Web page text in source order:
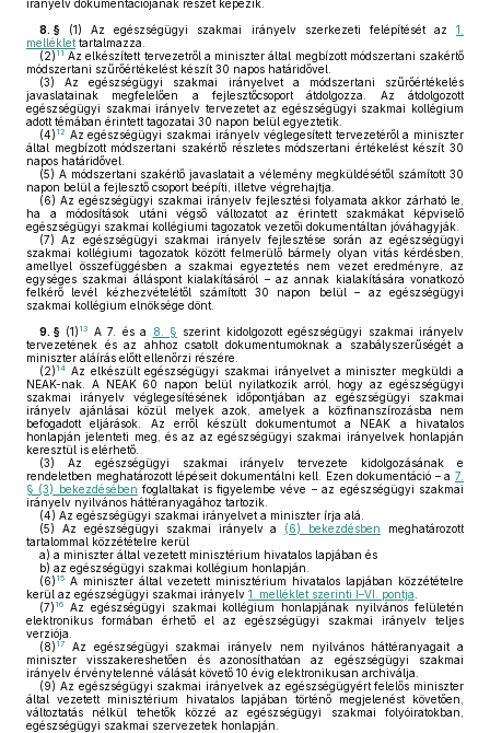
irányelv dokumentációjának részét képezik.
8. § (1) Az egészségügyi szakmai irányelv szerkezeti felépítését az1.
melléklet tartalmazza.
(2) 11 Az elkészített tervezetről a miniszter által megbízott módszertani szakértő
módszertani szűrőértékelést készít 30 napos határidővel.
(3) Az egészségügyi szakmai irányelvet a módszertani szűrőértékelés
javaslatainak megfelelően a fejlesztőcsoport átdolgozza. Az átdolgozott
egészségügyi szakmai irányelv tervezetet az egészségügyi szakmai kollégium
adott témában érintett tagozatai 30 napon belül egyeztetik.
(4) 12 Az egészségügyi szakmai irányelv véglegesített tervezetéről a miniszter
által megbízott módszertani szakértő részletes módszertani értékelést készít 30
napos határidővel.
(5) A módszertani szakértő javaslatait a vélemény megküldésétől számított 30
napon belül a fejlesztő csoport beépíti, illetve végrehajtja.
(6) Az egészségügyi szakmai irányelv fejlesztési folyamata akkor zárható le,
ha a módosítások utáni végső változatot az érintett szakmákat képviselő
egészségügyi szakmai kollégiumi tagozatok vezetői dokumentáltan jóváhagyják.
(7) Az egészségügyi szakmai irányelv fejlesztése során az egészségügyi
szakmai kollégiumi tagozatok között felmerülő bármely olyan vitás kérdésben,
amellyel összefüggésben a szakmai egyeztetés nem vezet eredményre, az
egységes szakmai álláspont kialakításáról – az annak kialakítására vonatkozó
felkérő levél kézhezvételétől számított 30 napon belül – az egészségügyi
szakmai kollégium elnöksége dönt.
9. § (1) 13 A 7. és a 8. § szerint kidolgozott egészségügyi szakmai irányelv
tervezetének és az ahhoz csatolt dokumentumoknak a szabályszerűségét a
miniszter aláírás előtt ellenőrzi részére.
(2) 14 Az elkészült egészségügyi szakmai irányelvet a miniszter megküldi a
NEAK-nak. A NEAK 60 napon belül nyilatkozik arról, hogy az egészségügyi
szakmai irányelv véglegesítésének időpontjában az egészségügyi szakmai
irányelv ajánlásai közül melyek azok, amelyek a közfinanszírozásba nem
befogadott eljárások. Az erről készült dokumentumot a NEAK a hivatalos
honlapján jelenteti meg, és az az egészségügyi szakmai irányelvek honlapján
keresztül is elérhető.
(3) Az egészségügyi szakmai irányelv tervezete kidolgozásának e
rendeletben meghatározott lépéseit dokumentálni kell. Ezen dokumentáció – a 7.
§ (3) bekezdésében foglaltakat is figyelembe véve – az egészségügyi szakmai
irányelv nyilvános háttéranyagához tartozik.
(4) Az egészségügyi szakmai irányelvet a miniszter írja alá.
(5) Az egészségügyi szakmai irányelv a (6) bekezdésben meghatározott
tartalommal közzétételre kerül
a) a miniszter által vezetett minisztérium hivatalos lapjában és
b) az egészségügyi szakmai kollégium honlapján.
(6) 15 A miniszter által vezetett minisztérium hivatalos lapjában közzétételre
kerül az egészségügyi szakmai irányelv 1. melléklet szerinti I–VI. pontja
(7) 16
Az egészségügyi szakmai kollégium honlapjának nyilvános felületén
elektronikus formában érhető el az egészségügyi szakmai irányelv teljes
verziója.
(8) 17
Az egészségügyi szakmai irányelv nem nyilvános háttéranyagait a
miniszter visszakereshetően és azonosíthatóan az egészségügyi szakmai
irányelv érvénytelenné válását követő 10 évig elektronikusan archiválja.
(9) Az egészségügyi szakmai irányelvek az egészségügyért felelős miniszter
által vezetett minisztérium hivatalos lapjában történő megjelenést követően,
változtatás nélkül tehetők közzé az egészségügyi szakmai folyóiratokban,
egészségügyi szakmai szervezetek honlapján.